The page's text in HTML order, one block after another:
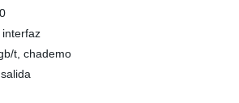
t, chademo